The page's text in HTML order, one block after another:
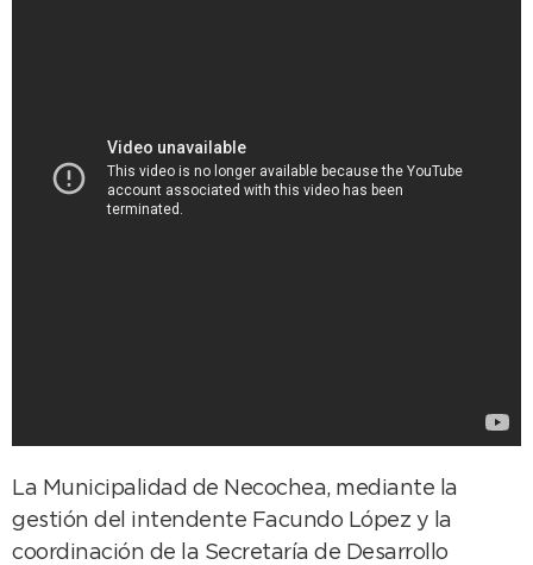
La Municipalidad de Necochea, mediante la
gestión del intendente Facundo López y la
coordinación de la Secretaría de Desarrollo